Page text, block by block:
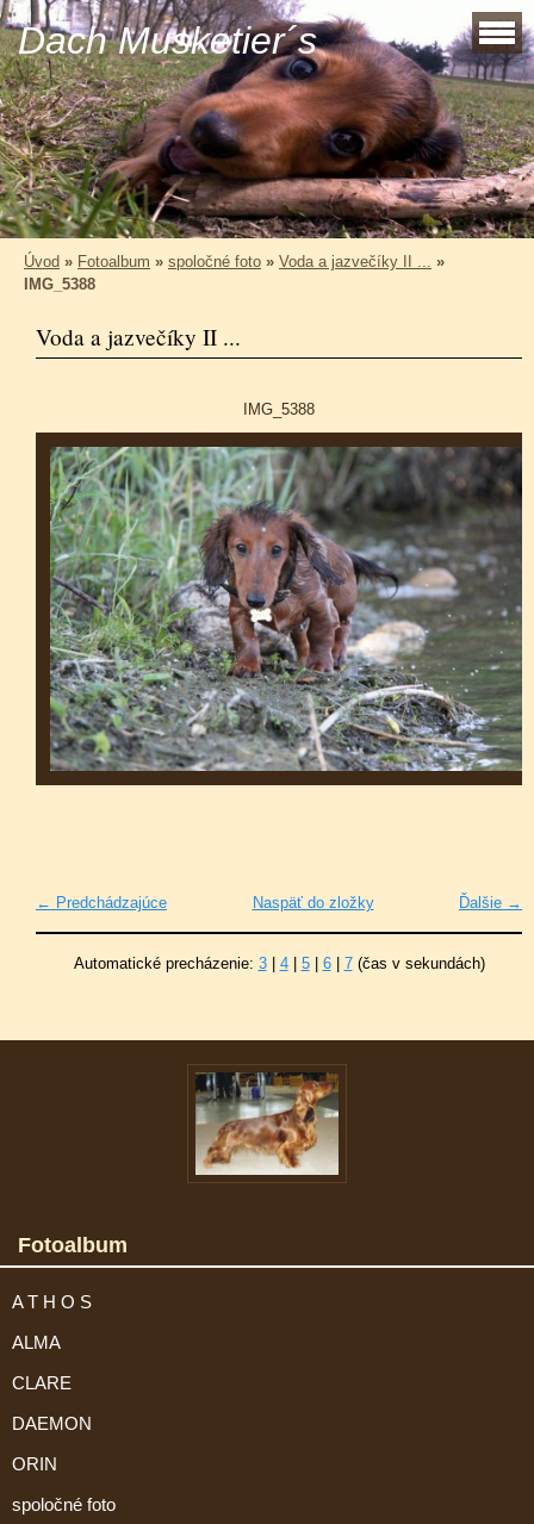
Dach Musketier´s
Úvod » Fotoalbum » spoločné foto » Voda a jazvečíky II ... »
IMG_5388
Voda a jazvečíky II ...
IMG_5388
← Predchádzajúce Ďalšie →
Naspäť do zložky
Automatické precházenie: 3| 4| 5| 6| 7(čas v sekundách)
Fotoalbum
A T H O S
ALMA
CLARE
DAEMON
ORIN
spoločné foto